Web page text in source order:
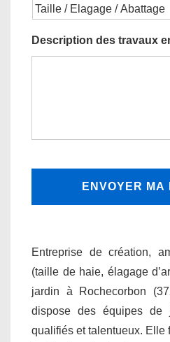
Description des travaux
Entreprise de création,
(taille de haie, élagage
jardin à Rochecorbon
dispose des équipes de
qualifiés et talentueux. Elle